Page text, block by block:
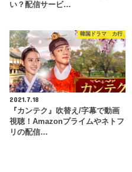
い？配信サービ…
韓国ドラマ カ行
2021.7.18
『カンテク』吹替え/字幕で動画
視聴！Amazonプライムやネトフ
リの配信…